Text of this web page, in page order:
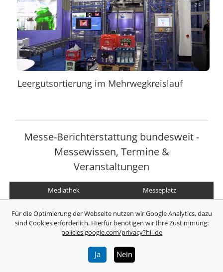
Leergutsortierung im Mehrwegkreislauf
Messe-Berichterstattung bundesweit -
Messewissen, Termine &
Veranstaltungen
Mediathek
Messeplatz
Marken
Branchen
Für die Optimierung der Webseite nutzen wir Google Analytics, dazu
sind Cookies erforderlich. Hierfür benötigen wir Ihre Zustimmung:
policies.google.com/privacy?hl=de
Ja Nein